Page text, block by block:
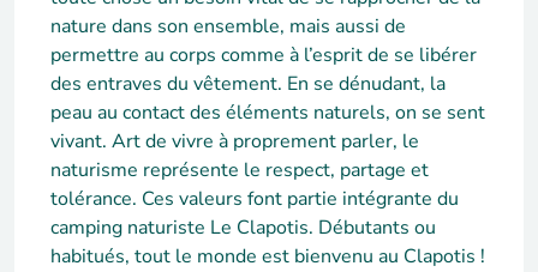
nature dans son ensemble, mais aussi de
permettre au corps comme à l’esprit de se libérer
des entraves du vêtement. En se dénudant, la
peau au contact des éléments naturels, on se sent
vivant. Art de vivre à proprement parler, le
naturisme représente le respect, partage et
tolérance. Ces valeurs font partie intégrante du
camping naturiste Le Clapotis. Débutants ou
habitués, tout le monde est bienvenu au Clapotis !